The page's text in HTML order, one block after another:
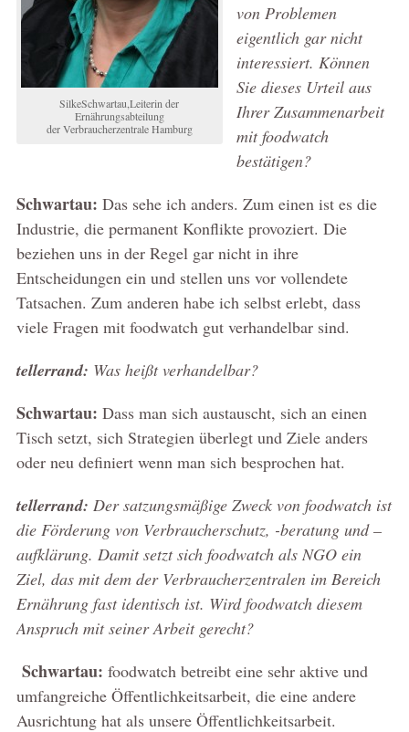
SilkeSchwartau,Leiterin der
Ernährungsabteilung
der Verbraucherzentrale Hamburg
von Problemen
eigentlich gar nicht
interessiert. Können
Sie dieses Urteil aus
Ihrer Zusammenarbeit
mit foodwatch
bestätigen?
Schwartau: Das sehe ich anders. Zum einen ist es die
Industrie, die permanent Konflikte provoziert. Die
beziehen uns in der Regel gar nicht in ihre
Entscheidungen ein und stellen uns vor vollendete
Tatsachen. Zum anderen habe ich selbst erlebt, dass
viele Fragen mit foodwatch gut verhandelbar sind.
tellerrand: Was heißt verhandelbar?
Schwartau: Dass man sich austauscht, sich an einen
Tisch setzt, sich Strategien überlegt und Ziele anders
oder neu definiert wenn man sich besprochen hat.
tellerrand: Der satzungsmäßige Zweck von foodwatch ist
die Förderung von Verbraucherschutz, -beratung und –
aufklärung. Damit setzt sich foodwatch als NGO ein
Ziel, das mit dem der Verbraucherzentralen im Bereich
Ernährung fast identisch ist. Wird foodwatch diesem
Anspruch mit seiner Arbeit gerecht?
Schwartau: foodwatch betreibt eine sehr aktive und
umfangreiche Öffentlichkeitsarbeit, die eine andere
Ausrichtung hat als unsere Öffentlichkeitsarbeit.